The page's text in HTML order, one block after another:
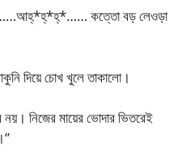
কত্তো বড় লেওড়া
দিয়ে চোখ খুলে তাকালো।
নিজের মায়ের ভোদার ভিতরেই